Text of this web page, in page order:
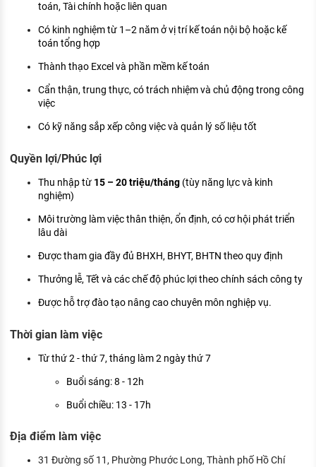
toán, Tài chính hoặc liên quan
Có kinh nghiệm từ 1–2 năm ở vị trí kế toán nội bộ hoặc kế
toán tổng hợp
Thành thạo Excel và phần mềm kế toán
Cẩn thận, trung thực, có trách nhiệm và chủ động trong công
việc
Có kỹ năng sắp xếp công việc và quản lý số liệu tốt
Quyền lợi/Phúc lợi
Thu nhập từ 15 – 20 triệu/tháng (tùy năng lực và kinh
nghiệm)
Môi trường làm việc thân thiện, ổn định, có cơ hội phát triển
lâu dài
Được tham gia đầy đủ BHXH, BHYT, BHTN theo quy định
Thưởng lễ, Tết và các chế độ phúc lợi theo chính sách công ty
Được hỗ trợ đào tạo nâng cao chuyên môn nghiệp vụ.
Thời gian làm việc
Từ thứ 2 - thứ 7, tháng làm 2 ngày thứ 7
Buổi sáng: 8 - 12h
Buổi chiều: 13 - 17h
Địa điểm làm việc
31 Đường số 11, Phường Phước Long, Thành phố Hồ Chí